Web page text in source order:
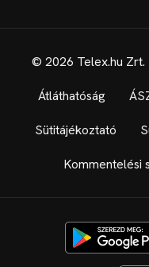
© 2026 Telex.hu Zrt.
Átláthatóság
Sütitájékoztató
Kommentelési